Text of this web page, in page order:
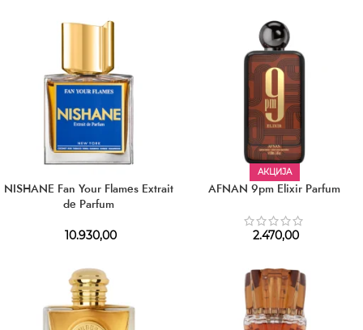
NISHANE Fan Your Flames Extrait
de Parfum
10.930,00
АКЦИЈА
AFNAN 9pm Elixir Parfum
2.470,00